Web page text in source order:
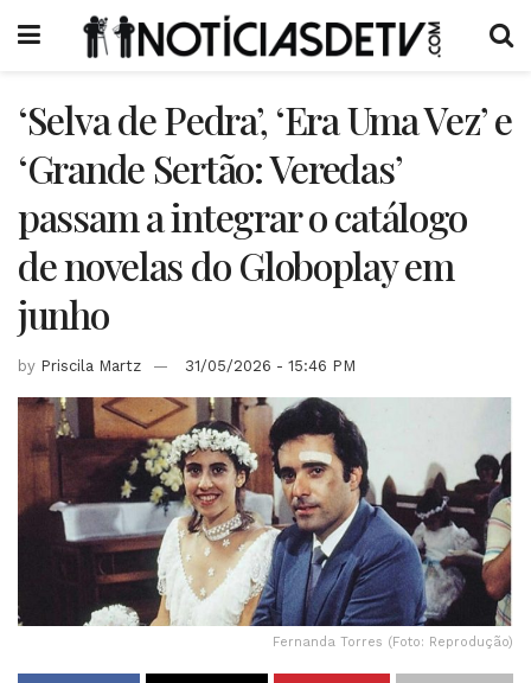
‘Selva de Pedra’, ‘Era Uma Vez’ e
‘Grande Sertão: Veredas’
passam a integrar o catálogo
de novelas do Globoplay em
junho
by Priscila Martz 31/05/2026 - 15:46 PM
Fernanda Torres (Foto: Reprodução)